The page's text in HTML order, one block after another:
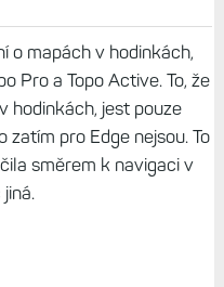
o mapách v hodinkách,
Pro a Topo Active. To, že
hodinkách, jest pouze
zatím pro Edge nejsou. To
směrem k navigaci v